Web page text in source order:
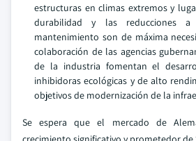
estructuras en climas extremos y
durabilidad y las reducciones
mantenimiento son de máxima
colaboración de las agencias
de la industria fomentan el
inhibidoras ecológicas y de alto
objetivos de modernización de la
Se espera que el mercado de